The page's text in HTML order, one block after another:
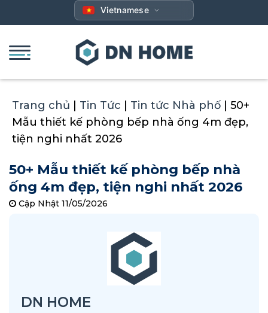
qua
dung
Vietnamese
Trang chủ Tin Tức Tin tức Nhà phố
50+
Mẫu thiết kế phòng bếp nhà ống 4m đẹp,
tiện nghi nhất 2026
50+ Mẫu thiết kế phòng bếp nhà
ống 4m đẹp, tiện nghi nhất 2026
Cập Nhật 11/05/2026
DN HOME